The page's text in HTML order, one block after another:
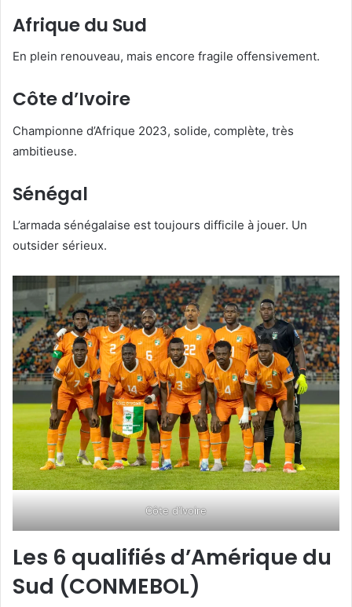
Afrique du Sud
En plein renouveau, mais encore fragile offensivement.
Côte d’Ivoire
Championne d’Afrique 2023, solide, complète, très
ambitieuse.
Sénégal
L’armada sénégalaise est toujours difficile à jouer. Un
outsider sérieux.
Côte d’Ivoire
Les 6 qualifiés d’Amérique du
Sud (CONMEBOL)